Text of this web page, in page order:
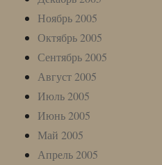
Ноябрь 2005
Октябрь 2005
Сентябрь 2005
Август 2005
Июль 2005
Июнь 2005
Май 2005
Апрель 2005